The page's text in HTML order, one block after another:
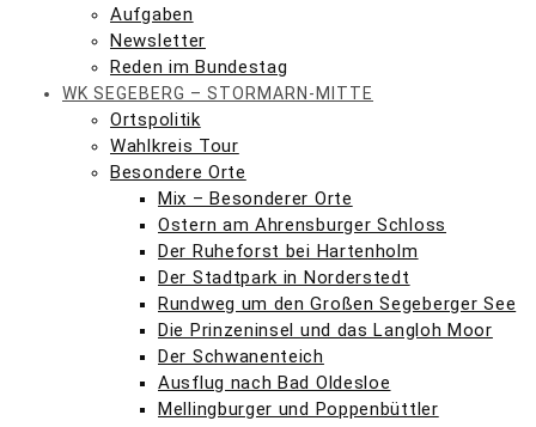
Aufgaben
Newsletter
Reden im Bundestag
WK SEGEBERG – STORMARN-MITTE
Ortspolitik
Wahlkreis Tour
Besondere Orte
Mix – Besonderer Orte
Ostern am Ahrensburger Schloss
Der Ruheforst bei Hartenholm
Der Stadtpark in Norderstedt
Rundweg um den Großen Segeberger See
Die Prinzeninsel und das Langloh Moor
Der Schwanenteich
Ausflug nach Bad Oldesloe
Mellingburger und Poppenbüttler